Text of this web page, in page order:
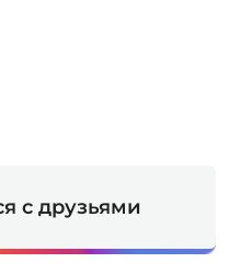
с друзьями